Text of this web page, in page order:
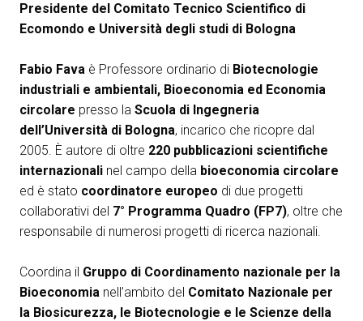
Eventi
Media Room arrow_right
Esporre
Prenota il tuo spazio
Presidente del Comitato Tecnico Scientifico di
Ecomondo e Università degli studi di Bologna
Fabio Fava è Professore ordinario di Biotecnologie
industriali e ambientali, Bioeconomia ed Economia
circolare presso la Scuola di Ingegneria
dell’Università di Bologna, incarico che ricopre dal
2005. È autore di oltre 220 pubblicazioni scientifiche
internazionali nel campo della bioeconomia circolare
ed è stato coordinatore europeo di due progetti
collaborativi del 7° Programma Quadro (FP7), oltre che
responsabile di numerosi progetti di ricerca nazionali.
Coordina il Gruppo di Coordinamento nazionale per la
Bioeconomia nell’ambito del Comitato Nazionale per
la Biosicurezza, le Biotecnologie e le Scienze della